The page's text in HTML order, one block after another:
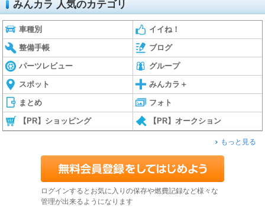
みんカラ 人気のカテゴリ
車種別 イイね！
整備手帳 ブログ
パーツレビュー グループ
スポット みんカラ＋
まとめ フォト
【PR】ショッピング 【PR】オークション
もっと見る
ログインするとお気に入りの保存や燃費記録など様々な
管理が出来るようになります